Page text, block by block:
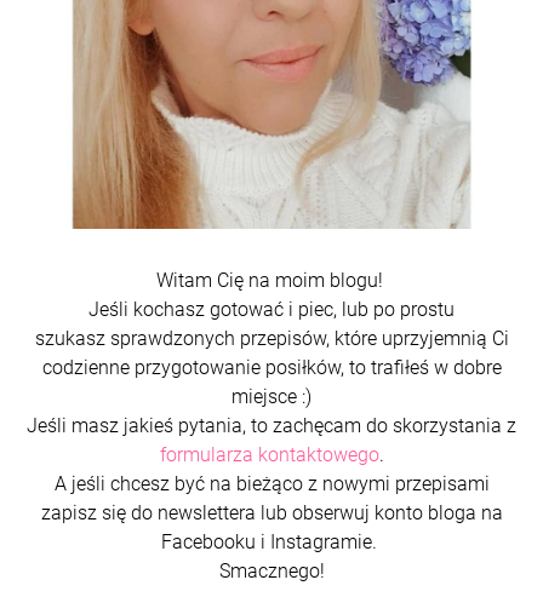
Witam Cię na moim blogu!
Jeśli kochasz gotować i piec, lub po prostu
szukasz sprawdzonych przepisów, które uprzyjemnią Ci
codzienne przygotowanie posiłków, to trafiłeś w dobre
miejsce :)
Jeśli masz jakieś pytania, to zachęcam do skorzystania z
formularza kontaktowego.
A jeśli chcesz być na bieżąco z nowymi przepisami
zapisz się do newslettera lub obserwuj konto bloga na
Facebooku i Instagramie.
Smacznego!